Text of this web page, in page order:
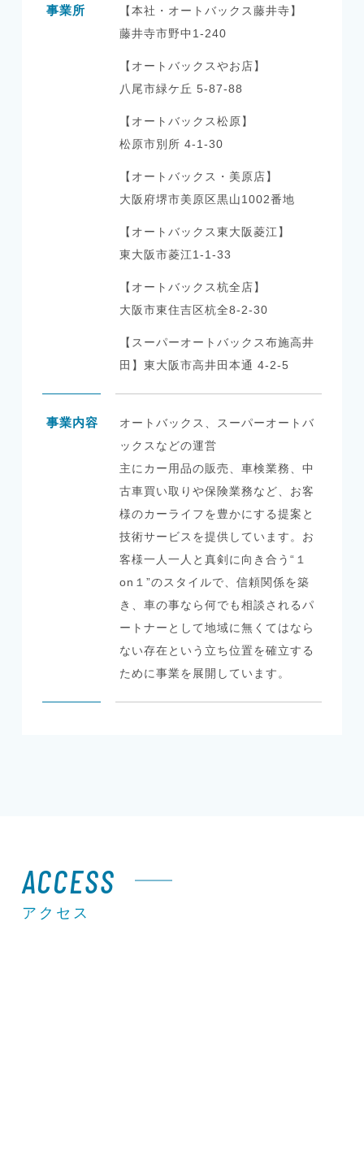
事業所
【本社・オートバックス藤井寺】
藤井寺市野中1-240
【オートバックスやお店】
八尾市緑ケ丘 5-87-88
【オートバックス松原】
松原市別所 4-1-30
【オートバックス・美原店】
大阪府堺市美原区黒山1002番地
【オートバックス東大阪菱江】
東大阪市菱江1-1-33
【オートバックス杭全店】
大阪市東住吉区杭全8-2-30
【スーパーオートバックス布施高井
田】 東大阪市高井田本通 4-2-5
事業内容
オートバックス、スーパーオートバ
ックスなどの運営
主にカー用品の販売、車検業務、中
古車買い取りや保険業務など、お客
様のカーライフを豊かにする提案と
技術サービスを提供しています。お
客様一人一人と真剣に向き合う“１
on１”のスタイルで、信頼関係を築
き、車の事なら何でも相談されるパ
ートナーとして地域に無くてはなら
ない存在という立ち位置を確立する
ために事業を展開しています。
ACCESS
アクセス